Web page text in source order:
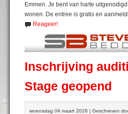
Emmen. Je bent van harte
wonen. De entree is gratis en
Reageer!
Inschrijving
Stage geopend
woensdag 04 maart 2026 | Geschreven